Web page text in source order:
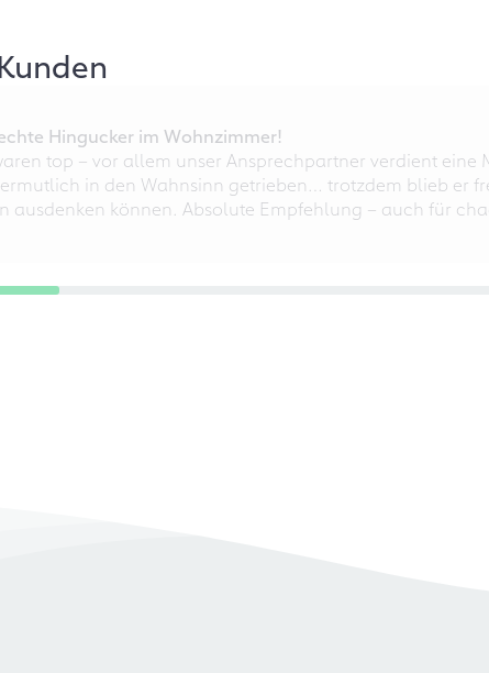
Hingucker im Wohnzimmer!
top – vor allem unser Ansprechpartner verdient
in den Wahnsinn getrieben… trotzdem blieb er
ausdenken können. Absolute Empfehlung – auch für